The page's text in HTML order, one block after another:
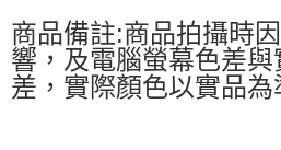
商品備註:商品拍攝時
響，及電腦螢幕色差
差，實際顏色以實品為